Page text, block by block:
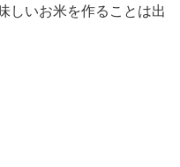
しいお米を作ることは出